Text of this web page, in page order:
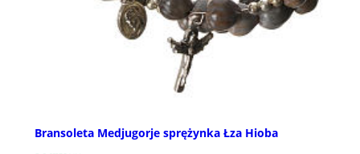
Bransoleta Medjugorje sprężynka Łza Hioba